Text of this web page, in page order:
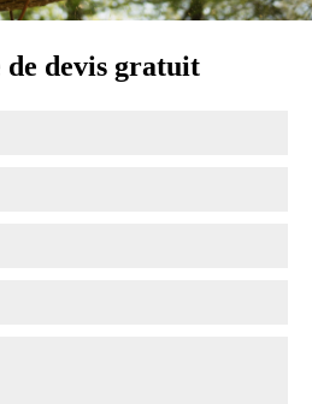
de devis gratuit